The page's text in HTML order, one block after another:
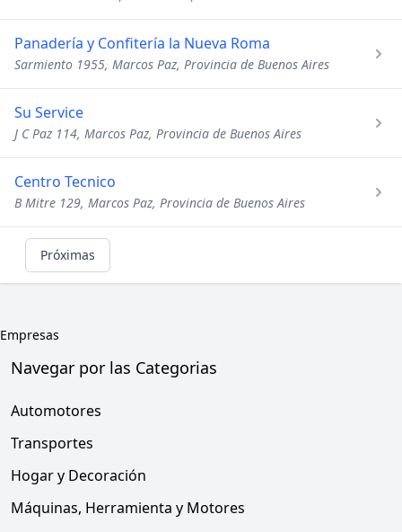
Panadería y Confitería la Nueva Roma
Sarmiento 1955, Marcos Paz, Provincia de Buenos Aires
Su Service
J C Paz 114, Marcos Paz, Provincia de Buenos Aires
Centro Tecnico
B Mitre 129, Marcos Paz, Provincia de Buenos Aires
Próximas
Empresas
Navegar por las Categorias
Automotores
Transportes
Hogar y Decoración
Máquinas, Herramienta y Motores